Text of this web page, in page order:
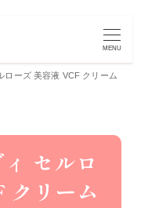
MENU
ローズ 美容液 VCF クリーム
セルロ
クリーム